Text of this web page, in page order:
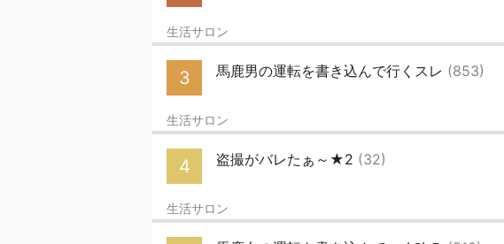
生活サロン
3 馬鹿男の運転を書き込んで行くスレ (853)
生活サロン
4 盗撮がバレたぁ～★2 (32)
生活サロン